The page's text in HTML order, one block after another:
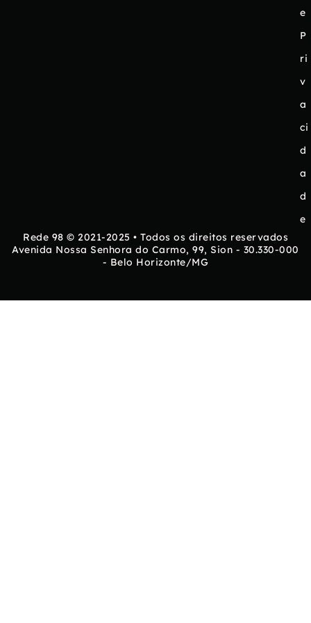
e
P
ri
v
a
ci
d
a
d
e
Rede 98 © 2021-2025 • Todos os direitos reservados
Avenida Nossa Senhora do Carmo, 99, Sion - 30.330-000
- Belo Horizonte/MG